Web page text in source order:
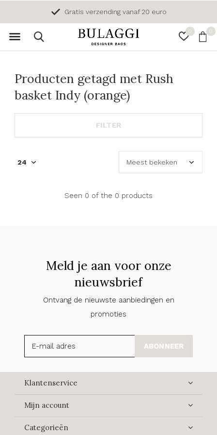
0 0
Gratis verzending vanaf 20 euro
Producten getagd met Rush
basket Indy (orange)
FILTER
Seen 0 of the 0 products
Meld je aan voor onze
nieuwsbrief
Ontvang de nieuwste aanbiedingen en
promoties
ABONNEER
Klantenservice
Mijn account
Categorieën